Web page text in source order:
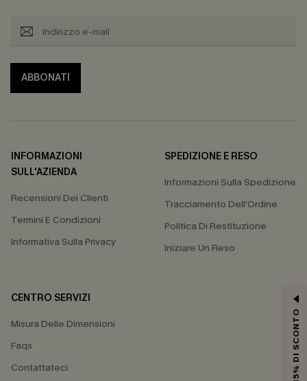
ABBONATI
INFORMAZIONI
SULL'AZIENDA
Recensioni Dei Clienti
Termini E Condizioni
Informativa Sulla Privacy
SPEDIZIONE E RESO
Informazioni Sulla Spedizione
Tracciamento Dell'Ordine
Politica Di Restituzione
Iniziare Un Reso
CENTRO SERVIZI
Misura Delle Dimensioni
Faqs
Contattateci
15% DI SCONTO